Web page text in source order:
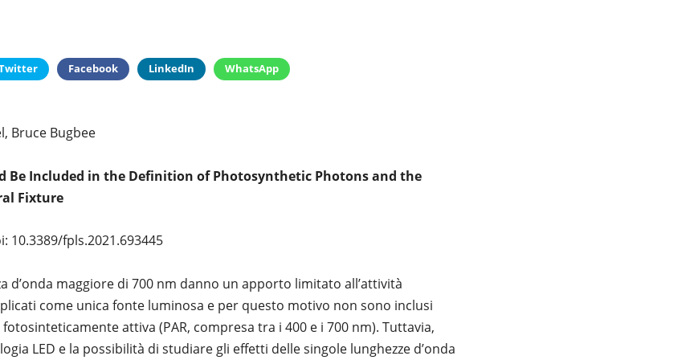
Facebook LinkedIn WhatsApp
Bruce Bugbee
Be Included in the Definition of Photosynthetic Photons and the
Fixture
10.3389/fpls.2021.693445
d’onda maggiore di 700 nm danno un apporto limitato all’attività
come unica fonte luminosa e per questo motivo non sono inclusi
attiva (PAR, compresa tra i 400 e i 700 nm). Tuttavia,
LED e la possibilità di studiare gli effetti delle singole lunghezze d’onda